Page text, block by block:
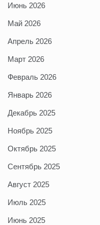
Июнь 2026
Май 2026
Апрель 2026
Март 2026
Февраль 2026
Январь 2026
Декабрь 2025
Ноябрь 2025
Октябрь 2025
Сентябрь 2025
Август 2025
Июль 2025
Июнь 2025